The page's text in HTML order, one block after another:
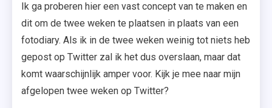
Ik ga proberen hier een vast concept van te maken en
dit om de twee weken te plaatsen in plaats van een
fotodiary. Als ik in de twee weken weinig tot niets heb
gepost op Twitter zal ik het dus overslaan, maar dat
komt waarschijnlijk amper voor. Kijk je mee naar mijn
afgelopen twee weken op Twitter?